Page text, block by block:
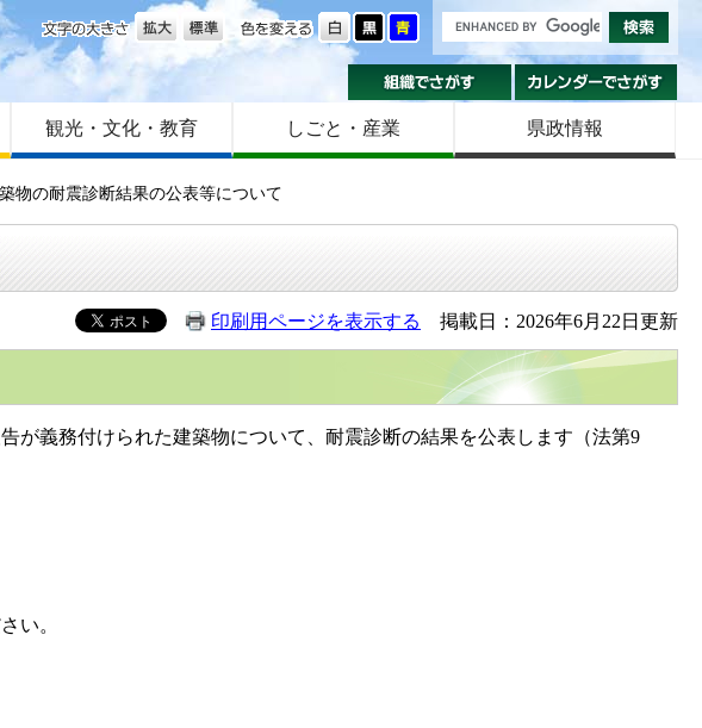
色を変える
文字の大きさ
組織でさがす
観光・文化・教育 しごと・産業 県政情報
物の耐震診断結果の公表等について
印刷用ページを表示する 掲載日：2026年6月22日更新
が義務付けられた建築物について、耐震診断の結果を公表します（法第9
い。